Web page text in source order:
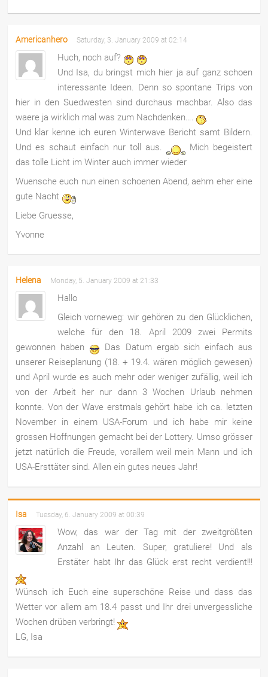
Americanhero Saturday, 3. January 2009 at 02:14
Huch, noch auf?
Und Isa, du bringst mich hier ja auf ganz schoen
interessante Ideen. Denn so spontane Trips von
hier in den Suedwesten sind durchaus machbar. Also das
waere ja wirklich mal was zum Nachdenken….
Und klar kenne ich euren Winterwave Bericht samt Bildern.
Und es schaut einfach nur toll aus.
Mich begeistert
das tolle Licht im Winter auch immer wieder
Wuensche euch nun einen schoenen Abend, aehm eher eine
gute Nacht
Liebe Gruesse,
Yvonne
Helena Monday, 5. January 2009 at 21:33
Hallo
Gleich vorneweg: wir gehören zu den Glücklichen,
welche für den 18. April 2009 zwei Permits
gewonnen haben
Das Datum ergab sich einfach aus
unserer Reiseplanung (18. + 19.4. wären möglich gewesen)
und April wurde es auch mehr oder weniger zufällig, weil ich
von der Arbeit her nur dann 3 Wochen Urlaub nehmen
konnte. Von der Wave erstmals gehört habe ich ca. letzten
November in einem USA-Forum und ich habe mir keine
grossen Hoffnungen gemacht bei der Lottery. Umso grösser
jetzt natürlich die Freude, vorallem weil mein Mann und ich
USA-Ersttäter sind. Allen ein gutes neues Jahr!
Isa Tuesday, 6. January 2009 at 00:39
Wow, das war der Tag mit der zweitgrößten
Anzahl an Leuten. Super, gratuliere! Und als
Erstäter habt Ihr das Glück erst recht verdient!!!
Wünsch ich Euch eine superschöne Reise und dass das
Wetter vor allem am 18.4 passt und Ihr drei unvergessliche
Wochen drüben verbringt!
LG, Isa